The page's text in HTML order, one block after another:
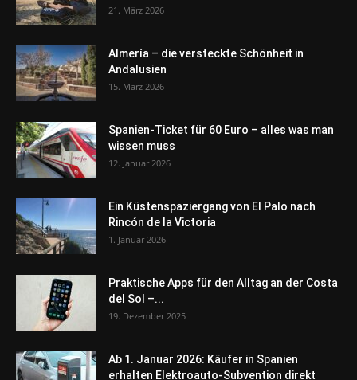
21. März 2026
Almería – die versteckte Schönheit in
Andalusien
15. März 2026
Spanien-Ticket für 60 Euro – alles was man
wissen muss
12. Januar 2026
Ein Küstenspaziergang von El Palo nach
Rincón de la Victoria
1. Januar 2026
Praktische Apps für den Alltag an der Costa
del Sol –...
19. Dezember 2025
Ab 1. Januar 2026: Käufer in Spanien
erhalten Elektroauto-Subvention direkt